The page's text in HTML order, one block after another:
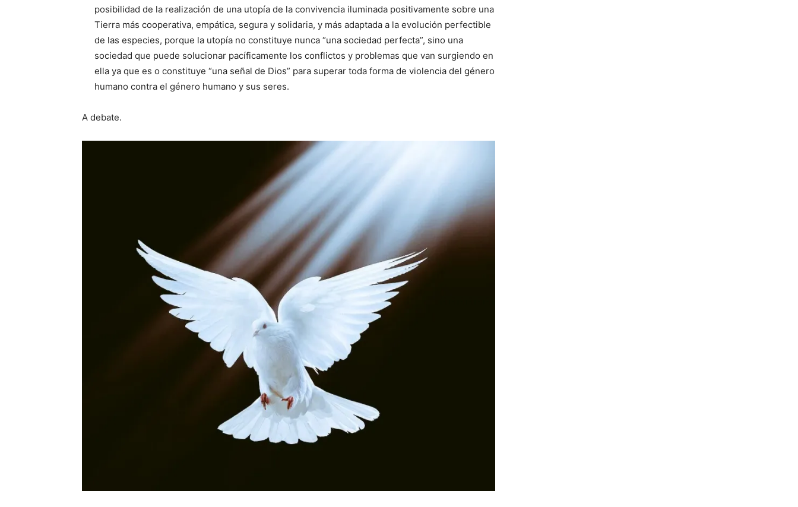
posibilidad de la realización de una utopía de la convivencia iluminada positivamente sobre una
Tierra más cooperativa, empática, segura y solidaria, y más adaptada a la evolución perfectible
de las especies, porque la utopía no constituye nunca “una sociedad perfecta”, sino una
sociedad que puede solucionar pacíficamente los conflictos y problemas que van surgiendo en
ella ya que es o constituye “una señal de Dios” para superar toda forma de violencia del género
humano contra el género humano y sus seres.
A debate.